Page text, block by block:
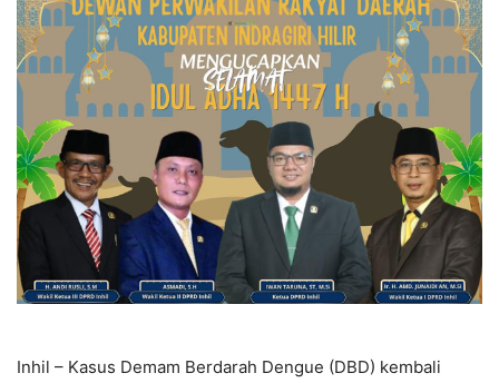
Inhil – Kasus Demam Berdarah Dengue (DBD) kembali